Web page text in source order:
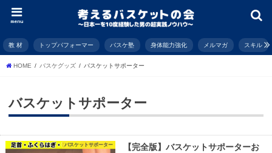
menu
教 材 トップパフォーマー バスケ塾 身体能力強化 メルマガ スキル
HOME バスケグッズ バスケットサポーター
バスケットサポーター
バスケットサポーター
【完全版】バスケットサポーターお